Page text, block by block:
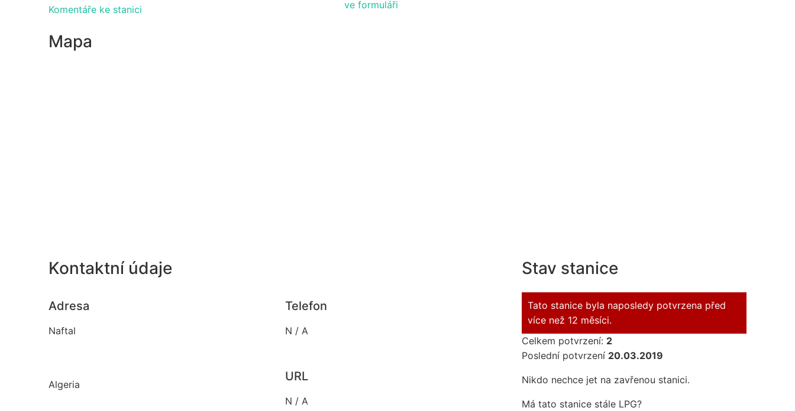
Komentáře ke stanici
ve formuláři
Mapa
Kontaktní údaje
Adresa
Naftal
Algeria
Telefon
N / A
URL
N / A
Stav stanice
Tato stanice byla naposledy potvrzena před
více než 12 měsíci.
Celkem potvrzení: 2
Poslední potvrzení 20.03.2019
Nikdo nechce jet na zavřenou stanici.
Má tato stanice stále LPG?